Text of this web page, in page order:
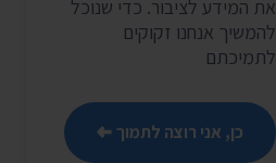
את המידע לציבור. כדי שנוכל
להמשיך אנחנו זקוקים
לתמיכתם
כן, אני רוצה לתמוך